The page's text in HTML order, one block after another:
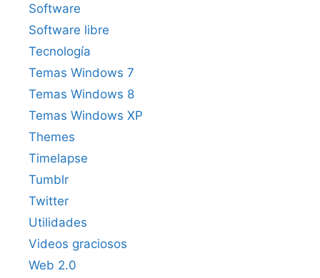
Software
Software libre
Tecnología
Temas Windows 7
Temas Windows 8
Temas Windows XP
Themes
Timelapse
Tumblr
Twitter
Utilidades
Videos graciosos
Web 2.0